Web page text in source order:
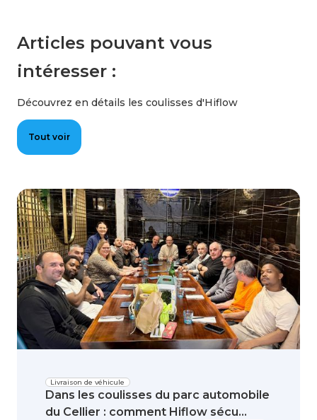
Articles pouvant vous
intéresser :
Découvrez en détails les coulisses d'Hiflow
Tout voir
Livraison de véhicule
Dans les coulisses du parc automobile
du Cellier : comment Hiflow sécu...